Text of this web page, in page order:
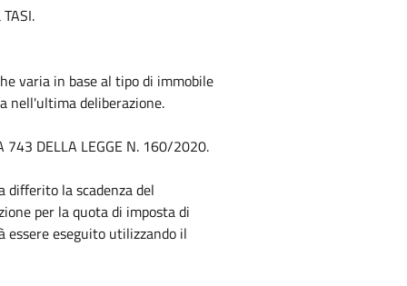
varia in base al tipo di immobile
nell'ultima deliberazione.
743 DELLA LEGGE N. 160/2020.
differito la scadenza del
per la quota di imposta di
essere eseguito utilizzando il